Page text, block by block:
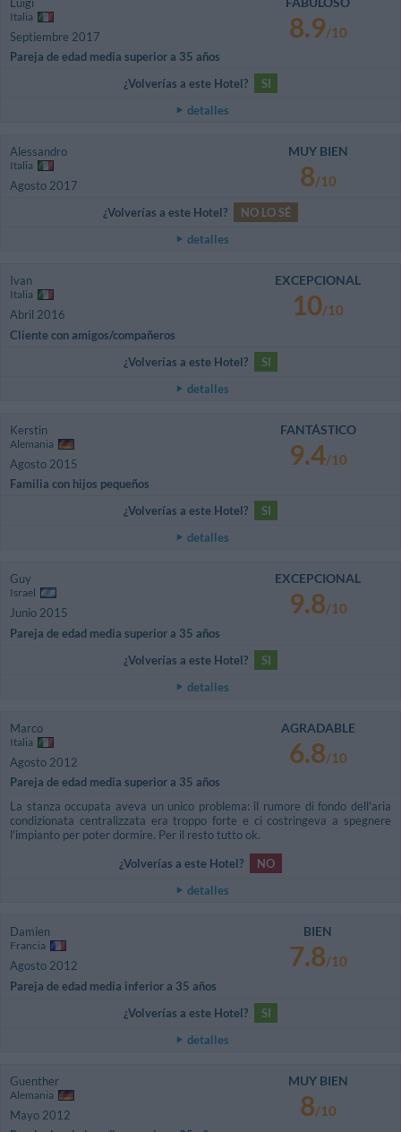
Italia
Septiembre 2017
Pareja de edad media superior a 35 años
8.9/10
¿Volverías a este Hotel?
SI
detalles
Alessandro
Italia
Agosto 2017
MUY BIEN
8/10
¿Volverías a este Hotel?
NO LO SÉ
detalles
Ivan
Italia
Abril 2016
Cliente con amigos/compañeros
EXCEPCIONAL
10/10
¿Volverías a este Hotel?
SI
detalles
Kerstin
Alemania
Agosto 2015
Familia con hijos pequeños
FANTÁSTICO
9.4/10
¿Volverías a este Hotel?
SI
detalles
Guy
Israel
Junio 2015
Pareja de edad media superior a 35 años
EXCEPCIONAL
9.8/10
¿Volverías a este Hotel?
SI
detalles
Marco
Italia
Agosto 2012
Pareja de edad media superior a 35 años
AGRADABLE
6.8/10
La stanza occupata aveva un unico problema: il rumore di fondo dell'aria
condizionata centralizzata era troppo forte e ci costringeva a spegnere
l'impianto per poter dormire. Per il resto tutto ok.
¿Volverías a este Hotel?
NO
detalles
Damien
Francia
Agosto 2012
Pareja de edad media inferior a 35 años
BIEN
7.8/10
¿Volverías a este Hotel?
SI
detalles
Guenther
Alemania
Mayo 2012
MUY BIEN
8/10